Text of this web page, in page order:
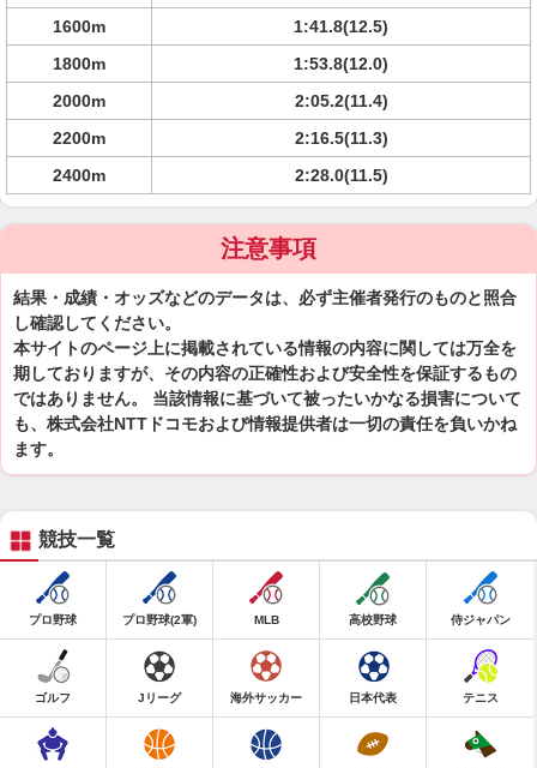
1600m
1:41.8(12.5)
1800m
1:53.8(12.0)
2000m
2:05.2(11.4)
2200m
2:16.5(11.3)
2400m
2:28.0(11.5)
注意事項
結果・成績・オッズなどのデータは、必ず主催者発行のものと照合
し確認してください。
本サイトのページ上に掲載されている情報の内容に関しては万全を
期しておりますが、その内容の正確性および安全性を保証するもの
ではありません。 当該情報に基づいて被ったいかなる損害について
も、株式会社NTTドコモおよび情報提供者は一切の責任を負いかね
ます。
競技一覧
プロ野球 プロ野球(2軍) MLB 高校野球 侍ジャパン
ゴルフ Jリーグ 海外サッカー 日本代表 テニス